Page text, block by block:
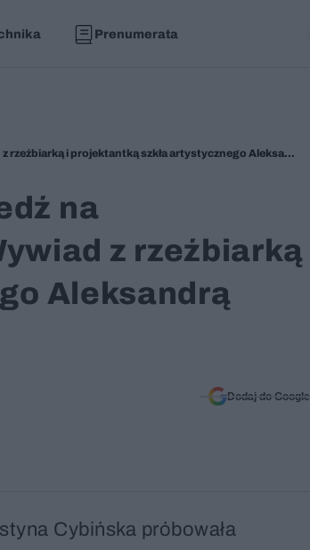
Prenumerata
Te unikatowe obiekty to odpowiedź na wszechobecną nadprodukcję. Wywiad z rzeźbiarką i projektantką szkła artystycznego Aleksandrą Kujawską
na
z rzeźbiarką
Aleksandrą
Dodaj do Google
Cybińska próbowała